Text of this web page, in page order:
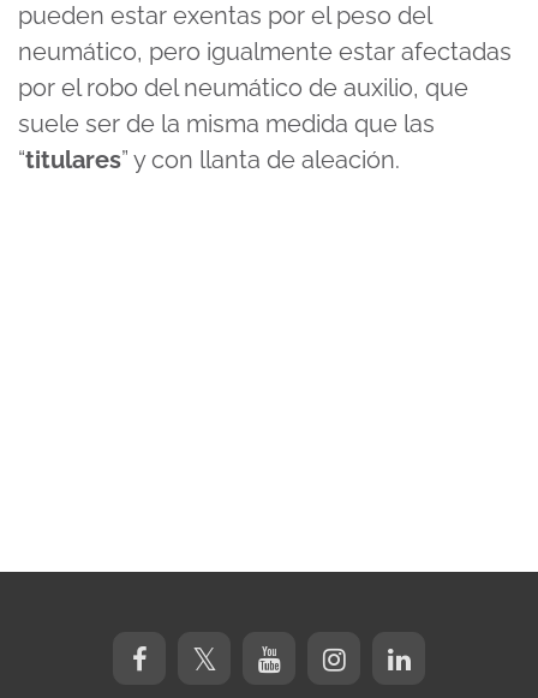
pueden estar exentas por el peso del
neumático, pero igualmente estar afectadas
por el robo del neumático de auxilio, que
suele ser de la misma medida que las
“titulares” y con llanta de aleación.